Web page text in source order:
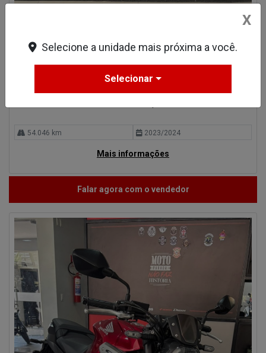
Fort Motos Fortaleza
54.046 km 2023/2024
Mais informações
Falar agora com o vendedor
X
Selecione a unidade mais próxima a você.
Selecionar